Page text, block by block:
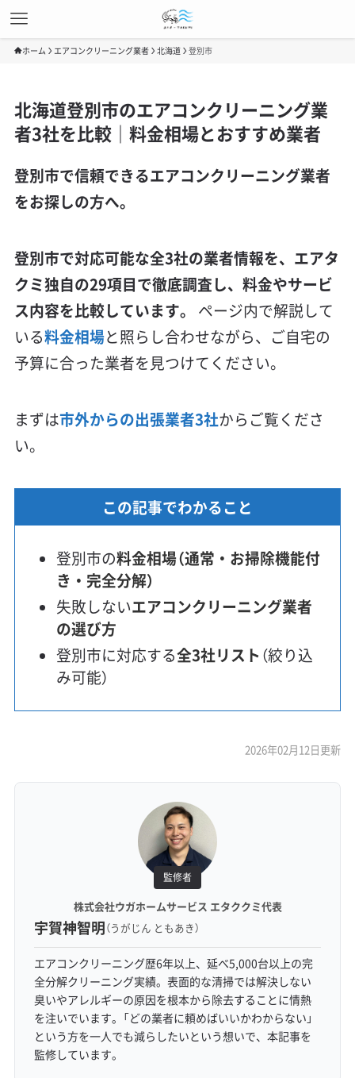
ホーム エアコンクリーニング業者 北海道 登別市
北海道登別市のエアコンクリーニング業
者3社を比較｜料金相場とおすすめ業者
登別市で信頼できるエアコンクリーニング業者
をお探しの方へ。
登別市で対応可能な全3社の業者情報を、エアタ
クミ独自の29項目で徹底調査し、料金やサービ
ス内容を比較しています。
ページ内で解説して
いる料金相場と照らし合わせながら、ご自宅の
予算に合った業者を見つけてください。
まずは市外からの出張業者3社からご覧くださ
い。
この記事でわかること
登別市の料金相場（通常・お掃除機能付
き・完全分解）
失敗しないエアコンクリーニング業者
の選び方
登別市に対応する全3社リスト （絞り込
み可能）
2026年02月12日更新
監修者
株式会社ウガホームサービス エタククミ代表
宇賀神智明（うがじん ともあき）
エアコンクリーニング歴6年以上、延べ5,000台以上の完
全分解クリーニング実績。表面的な清掃では解決しない
臭いやアレルギーの原因を根本から除去することに情熱
を注いでいます。「どの業者に頼めばいいかわからない」
という方を一人でも減らしたいという想いで、本記事を
監修しています。